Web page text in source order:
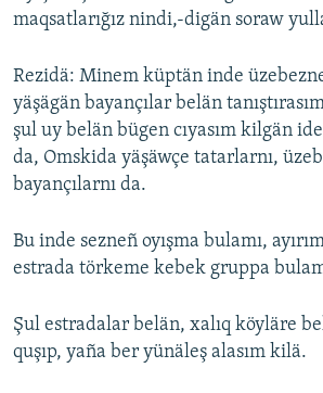
maqsatlarığız nindi,-digän soraw
Rezidä: Minem küptän inde
yäşägän bayançılar belän
şul uy belän bügen cıyasım kilgän
da, Omskida yäşäwçe tatarlarnı,
bayançılarnı da.
Bu inde sezneñ oyışma bulamı,
estrada törkeme kebek gruppa
Şul estradalar belän, xalıq köyläre
quşıp, yaña ber yünäleş alasım kilä.